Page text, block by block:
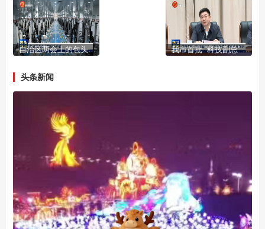
自治区两会上的包头声音 我市首批 “科技副总” “产业教授”进行成果展示
头条新闻